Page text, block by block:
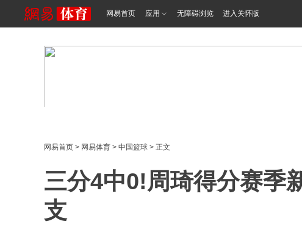
网易首页 应用 无障碍浏览 进入关怀版
网易首页 > 网易体育 > 中国篮球 > 正文
三分4中0!周琦得分赛季
支